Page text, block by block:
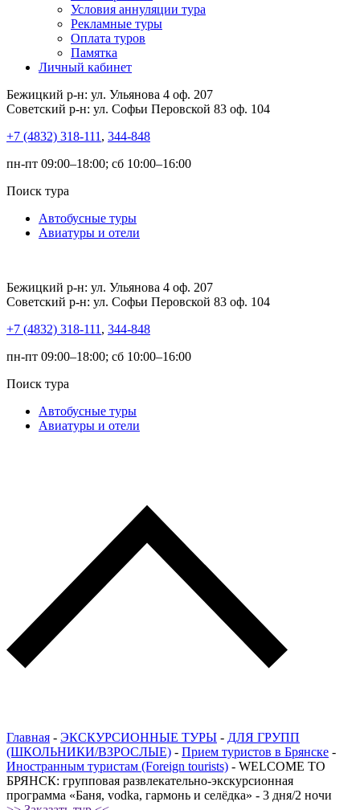
Условия аннуляции тура
Рекламные туры
Оплата туров
Памятка
Личный кабинет
Бежицкий р-н: ул. Ульянова 4 оф. 207
Советский р-н: ул. Софьи Перовской 83 оф. 104
+7 (4832) 318-111 , 344-848
пн-пт 09:00–18:00; сб 10:00–16:00
Поиск тура
Автобусные туры
Авиатуры и отели
Бежицкий р-н: ул. Ульянова 4 оф. 207
Советский р-н: ул. Софьи Перовской 83 оф. 104
+7 (4832) 318-111 , 344-848
пн-пт 09:00–18:00; сб 10:00–16:00
Поиск тура
Автобусные туры
Авиатуры и отели
Главная - ЭКСКУРСИОННЫЕ ТУРЫ - ДЛЯ ГРУПП
(ШКОЛЬНИКИ/ВЗРОСЛЫЕ) - Прием туристов в Брянске -
Иностранным туристам (Foreign tourists) - WELCOME TO
БРЯНСК: групповая развлекательно-экскурсионная
программа «Баня, vodka, гармонь и селёдка» - 3 дня/2 ночи